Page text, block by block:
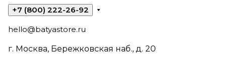
+7 (800) 222-26-92
hello@batyastore.ru
г. Москва, Бережковская наб., д. 20